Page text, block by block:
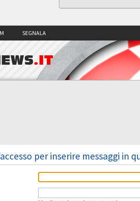
SEGNALA
.IT
per inserire messaggi in